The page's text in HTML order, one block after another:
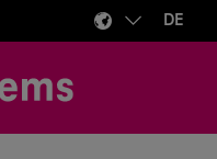
DE